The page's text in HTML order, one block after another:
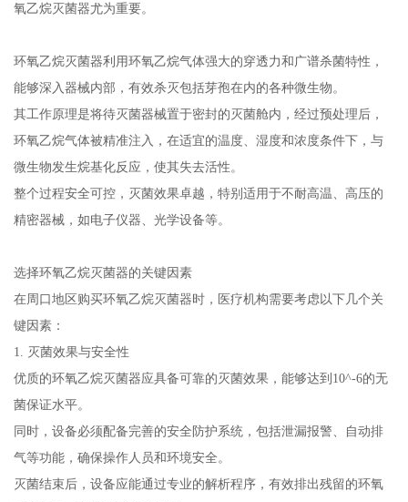
氧乙烷灭菌器尤为重要。
环氧乙烷灭菌器利用环氧乙烷气体强大的穿透力和广谱杀菌特性，
能够深入器械内部，有效杀灭包括芽孢在内的各种微生物。
其工作原理是将待灭菌器械置于密封的灭菌舱内，经过预处理后，
环氧乙烷气体被精准注入，在适宜的温度、湿度和浓度条件下，与
微生物发生烷基化反应，使其失去活性。
整个过程安全可控，灭菌效果卓越，特别适用于不耐高温、高压的
精密器械，如电子仪器、光学设备等。
选择环氧乙烷灭菌器的关键因素
在周口地区购买环氧乙烷灭菌器时，医疗机构需要考虑以下几个关
键因素：
1. 灭菌效果与安全性
优质的环氧乙烷灭菌器应具备可靠的灭菌效果，能够达到10^-6的无
菌保证水平。
同时，设备必须配备完善的安全防护系统，包括泄漏报警、自动排
气等功能，确保操作人员和环境安全。
灭菌结束后，设备应能通过专业的解析程序，有效排出残留的环氧